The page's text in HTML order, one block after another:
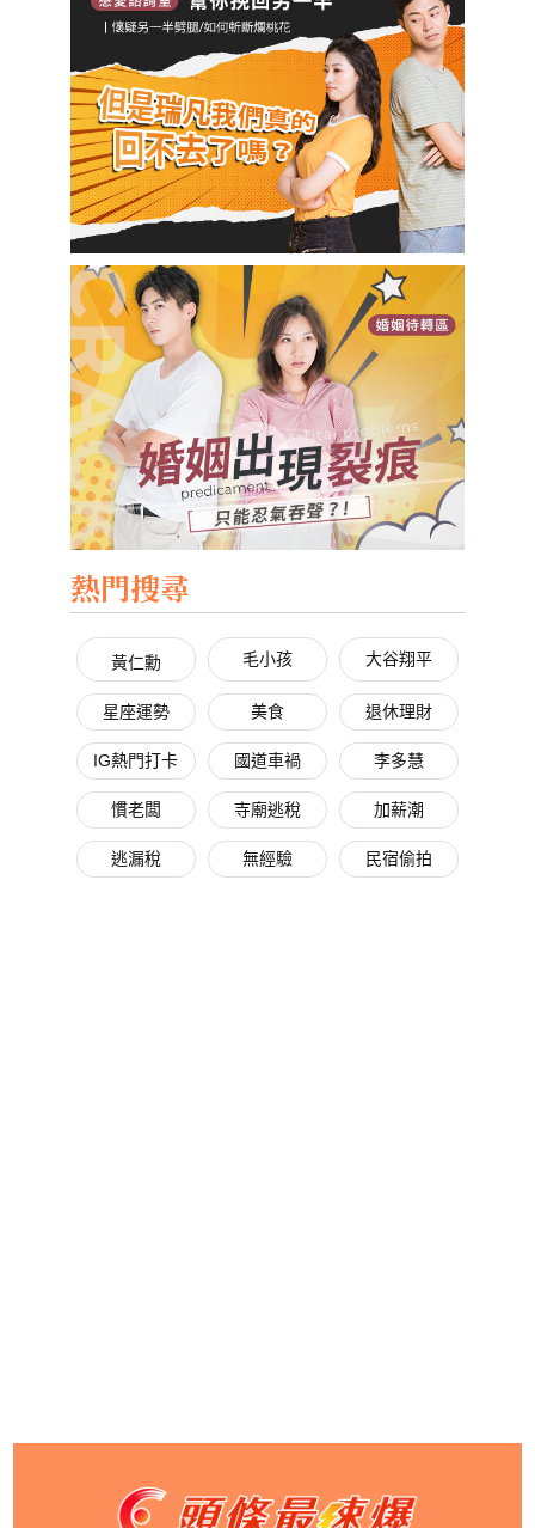
熱門搜尋
黃仁勳 毛小孩 大谷翔平
星座運勢 美食 退休理財
IG熱門打卡 國道車禍 李多慧
慣老闆 寺廟逃稅 加薪潮
逃漏稅 無經驗 民宿偷拍